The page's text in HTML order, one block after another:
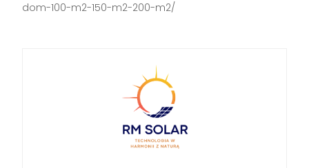
dom-100-m2-150-m2-200-m2/